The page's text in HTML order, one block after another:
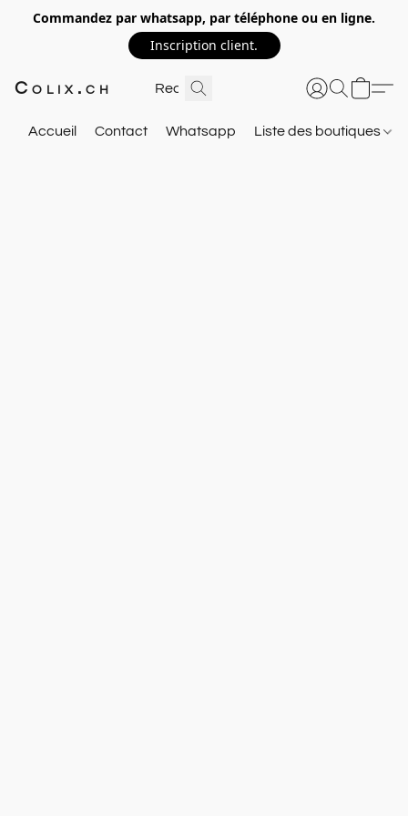
Commandez par whatsapp, par téléphone ou en ligne.
Inscription client.
Colix.ch
Accueil Contact Whatsapp Liste des boutiques